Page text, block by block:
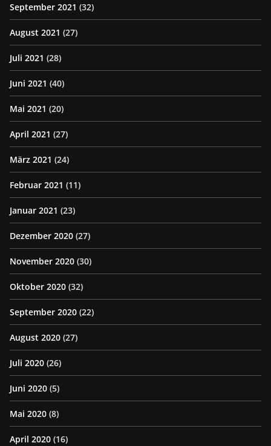
September 2021 (32)
August 2021 (27)
Juli 2021 (28)
Juni 2021 (40)
Mai 2021 (20)
April 2021 (27)
März 2021 (24)
Februar 2021 (11)
Januar 2021 (23)
Dezember 2020 (27)
November 2020 (30)
Oktober 2020 (32)
September 2020 (22)
August 2020 (27)
Juli 2020 (26)
Juni 2020 (5)
Mai 2020 (8)
April 2020 (16)